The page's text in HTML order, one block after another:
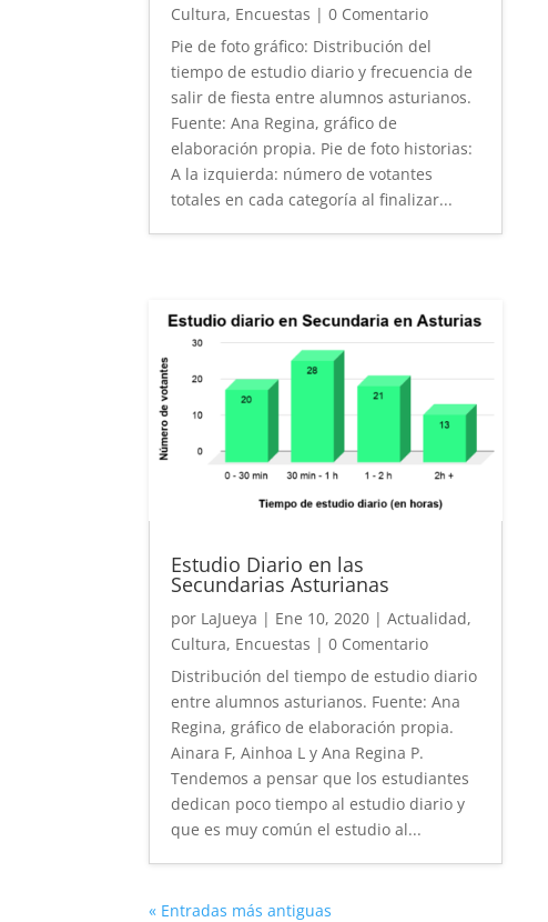
Cultura, Encuestas | 0 Comentario
Pie de foto gráfico: Distribución del
tiempo de estudio diario y frecuencia de
salir de fiesta entre alumnos asturianos.
Fuente: Ana Regina, gráfico de
elaboración propia. Pie de foto historias:
A la izquierda: número de votantes
totales en cada categoría al finalizar...
Estudio Diario en las
Secundarias Asturianas
por LaJueya | Ene 10, 2020 |Actualidad,
Cultura, Encuestas | 0 Comentario
Distribución del tiempo de estudio diario
entre alumnos asturianos. Fuente: Ana
Regina, gráfico de elaboración propia.
Ainara F, Ainhoa L y Ana Regina P.
Tendemos a pensar que los estudiantes
dedican poco tiempo al estudio diario y
que es muy común el estudio al...
« Entradas más antiguas